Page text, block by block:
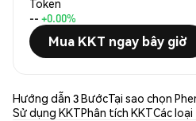
Token
-- +0.00%
Mua KKT ngay bây giờ
Hướng dẫn 3 BướcTại sao chọn
Sử dụng KKTPhân tích KKTCác